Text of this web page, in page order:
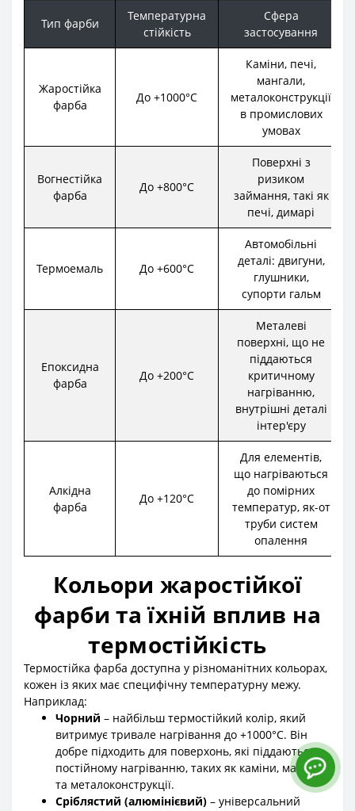
Тип фарби
Температурна
стійкість
Сфера
застосування
Жаростійка
фарба
До +1000°C
Каміни, печі,
мангали,
металоконструкції
в промислових
умовах
Вогнестійка
фарба
До +800°C
Поверхні з
ризиком
займання, такі як
печі, димарі
Термоемаль До +600°C
Автомобільні
деталі: двигуни,
глушники,
супорти гальм
Епоксидна
фарба
До +200°C
Металеві
поверхні, що не
піддаються
критичному
нагріванню,
внутрішні деталі
інтер'єру
Алкідна
фарба
До +120°C
Для елементів,
що нагріваються
до помірних
температур, як-от
труби систем
опалення
Кольори жаростійкої
фарби та їхній вплив на
термостійкість
Термостійка фарба доступна у різноманітних кольорах,
кожен із яких має специфічну температурну межу.
Наприклад:
Чорний – найбільш термостійкий колір, який
витримує тривале нагрівання до +1000°C. Він
добре підходить для поверхонь, які піддаються
постійному нагріванню, таких як каміни, мангали
та металоконструкції.
Сріблястий (алюмінієвий) – універсальний